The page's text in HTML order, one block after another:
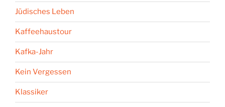
Jüdisches Leben
Kaffeehaustour
Kafka-Jahr
Kein Vergessen
Klassiker